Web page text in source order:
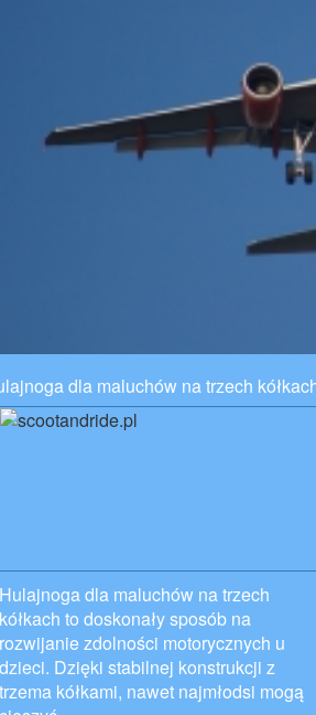
dla maluchów na trzech
Hulajnoga dla maluchów na trzech
kółkach to doskonały sposób na
rozwijanie zdolności motorycznych u
dzieci. Dzięki stabilnej konstrukcji z
trzema kółkami, nawet najmłodsi mogą